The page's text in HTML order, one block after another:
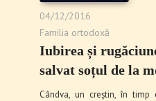
04/12/2016
Familia ortodoxă
Iubirea și
salvat soțul de la
Cândva, un creștin, în